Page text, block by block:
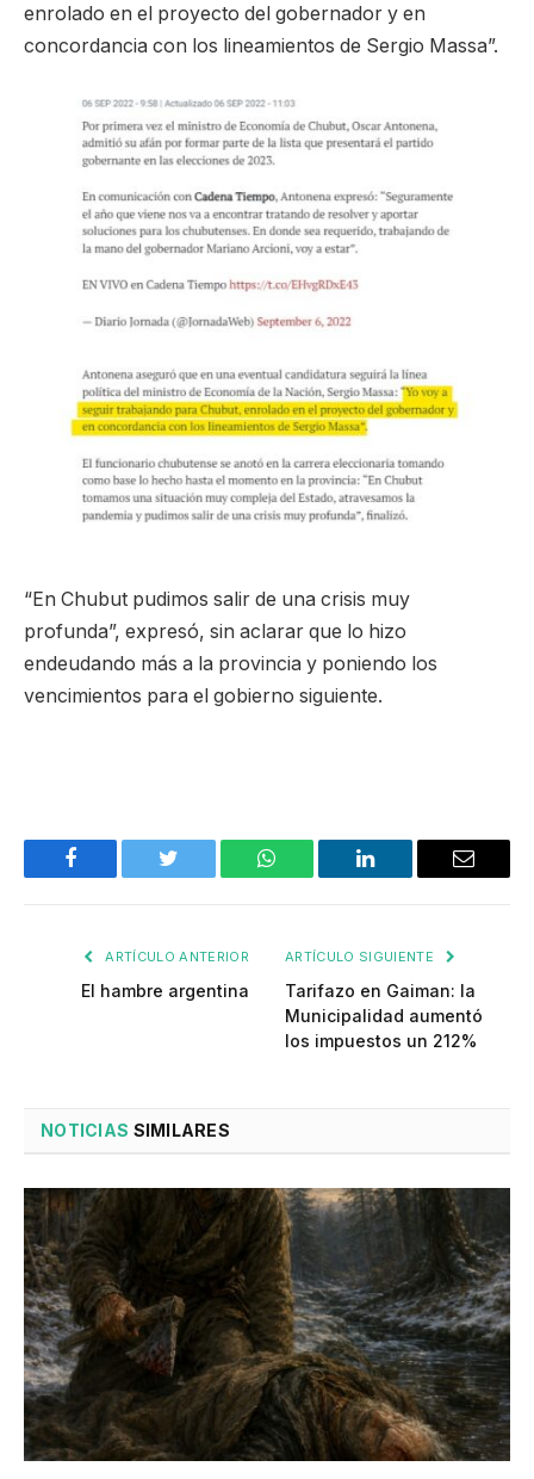
enrolado en el proyecto del gobernador y en
concordancia con los lineamientos de Sergio Massa”.
“En Chubut pudimos salir de una crisis muy
profunda”, expresó, sin aclarar que lo hizo
endeudando más a la provincia y poniendo los
vencimientos para el gobierno siguiente.
Facebook Twitter WhatsApp LinkedIn Email
ARTÍCULO ANTERIOR
El hambre argentina
ARTÍCULO SIGUIENTE
Tarifazo en Gaiman: la
Municipalidad aumentó
los impuestos un 212%
NOTICIAS SIMILARES